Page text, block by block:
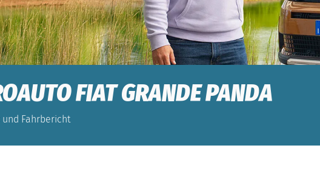
FIAT GRANDE PANDA
und Fahrbericht